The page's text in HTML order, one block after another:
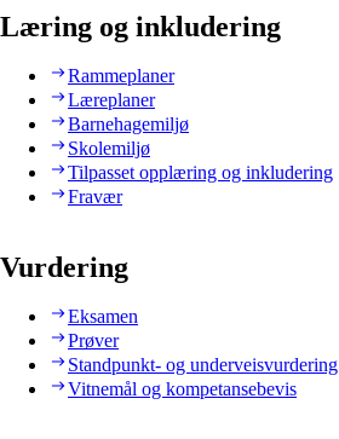
Læring og inkludering
Rammeplaner
Læreplaner
Barnehagemiljø
Skolemiljø
Tilpasset opplæring og inkludering
Fravær
Vurdering
Eksamen
Prøver
Standpunkt- og underveisvurdering
Vitnemål og kompetansebevis